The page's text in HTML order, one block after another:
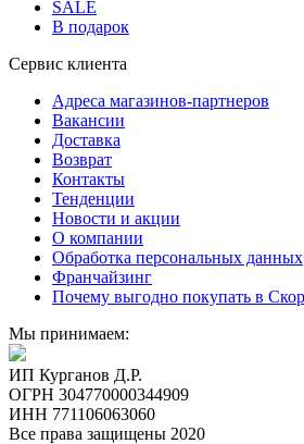
SALE
В подарок
Сервис клиента
Адреса магазинов-партнеров
Вакансии
Доставка
Возврат
Контакты
Тенденции
Новости и акции
О компании
Обработка персональных данных
Франчайзинг
Почему выгодно покупать в
Мы принимаем:
ИП Курганов Д.Р.
ОГРН 304770000344909
ИНН 771106063060
Все права защищены 2020